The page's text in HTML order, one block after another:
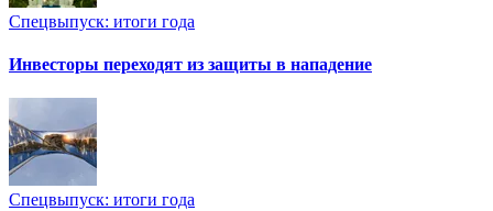
Спецвыпуск: итоги года
Инвесторы переходят из защиты в нападение
Спецвыпуск: итоги года